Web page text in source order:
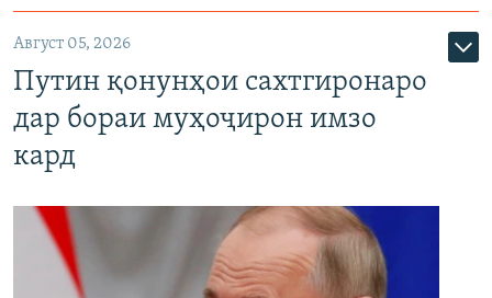
Август 05, 2026
Путин қонунҳои сахтгиронаро
дар бораи муҳоҷирон имзо
кард